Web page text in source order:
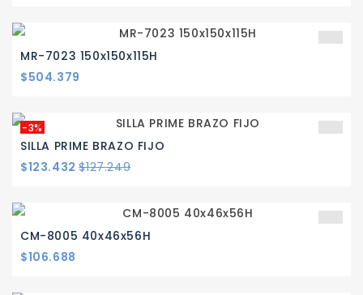
MR-7023 150x150x115H
Precio
$504.379
-3%
SILLA PRIME BRAZO FIJO
Precio
$123.432 Precio
$127.249
CM-8005 40x46x56H
Precio
$106.688